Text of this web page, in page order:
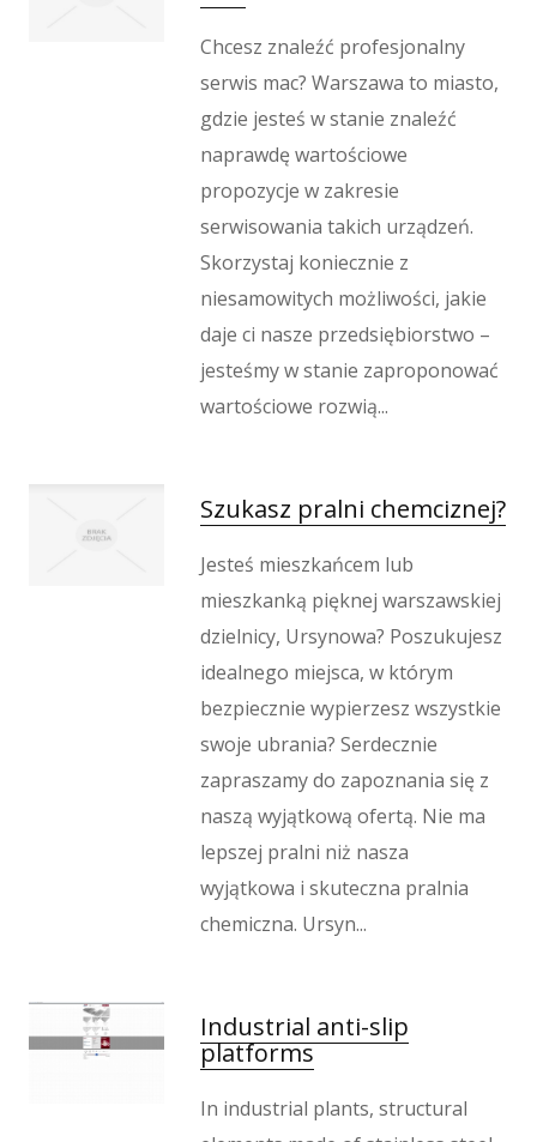
Wypoczynek
Kondycja
Dietetyka, Odchudzanie
Kosmetyki
Leczenie
Salony Kosmetyczne
Sprzęt Medyczny
Oprogramowanie
Oprogramowanie
Strony Internetowe
Kontakt
Chcesz znaleźć profesjonalny
serwis mac? Warszawa to miasto,
gdzie jesteś w stanie znaleźć
naprawdę wartościowe
propozycje w zakresie
serwisowania takich urządzeń.
Skorzystaj koniecznie z
niesamowitych możliwości, jakie
daje ci nasze przedsiębiorstwo –
jesteśmy w stanie zaproponować
wartościowe rozwią...
Szukasz pralni chemciznej?
Jesteś mieszkańcem lub
mieszkanką pięknej warszawskiej
dzielnicy, Ursynowa? Poszukujesz
idealnego miejsca, w którym
bezpiecznie wypierzesz wszystkie
swoje ubrania? Serdecznie
zapraszamy do zapoznania się z
naszą wyjątkową ofertą. Nie ma
lepszej pralni niż nasza
wyjątkowa i skuteczna pralnia
chemiczna. Ursyn...
Industrial anti-slip
platforms
In industrial plants, structural